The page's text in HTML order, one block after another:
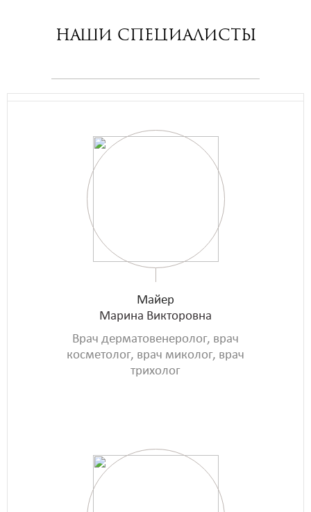
Наши специалисты
Майер
Марина Викторовна
Врач дерматовенеролог, врач
косметолог, врач миколог, врач
трихолог